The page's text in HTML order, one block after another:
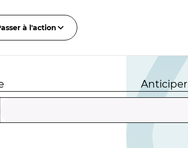
à l'action
Anticiper